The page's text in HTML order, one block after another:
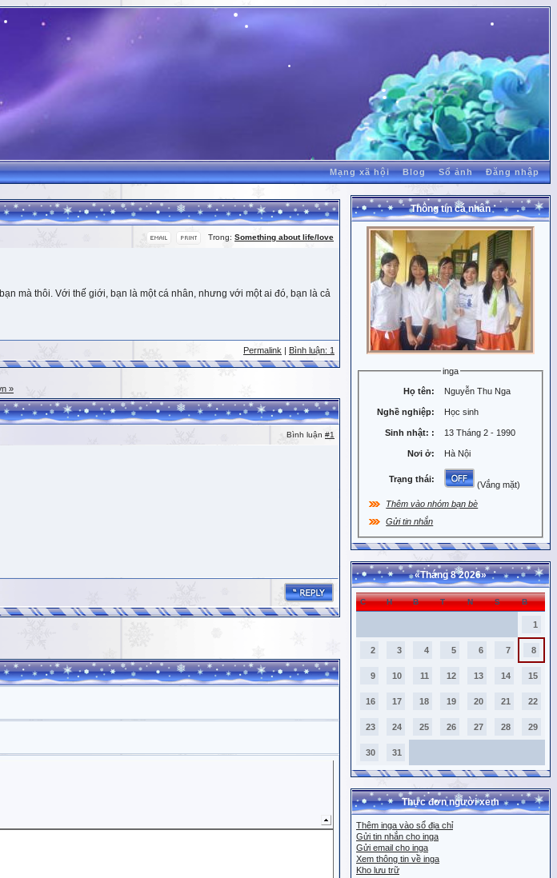
Mạng xã hội Blog Sổ ảnh Đăng nhập
Trong: Something about life/love
mà thôi. Với thế giới, bạn là một cá nhân, nhưng với một ai đó, bạn là cả
Permalink Bình luận: 1
»
Bình luận #1
Thông tin cá nhân
inga
Họ tên: Nguyễn Thu Nga
Nghề nghiệp: Học sinh
Sinh nhật: : 13 Tháng 2 - 1990
Nơi ở: Hà Nội
Trạng thái:
(Vắng mặt)
Thêm vào nhóm bạn bè
Gửi tin nhắn
«Tháng 8 2026»
C H B T N S B
1
2 3 4 5 6 7 8
9 10 11 12 13 14 15
16 17 18 19 20 21 22
23 24 25 26 27 28 29
30 31
Thực đơn người xem
Thêm inga vào sổ địa chỉ
Gửi tin nhắn cho inga
Gửi email cho inga
Xem thông tin về inga
Kho lưu trữ